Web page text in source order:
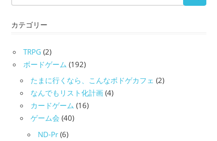
カテゴリー
TRPG (2)
ボードゲーム (192)
たまに行くなら、こんなボドゲカフェ (2)
なんでもリスト化計画 (4)
カードゲーム (16)
ゲーム会 (40)
ND-Pr (6)